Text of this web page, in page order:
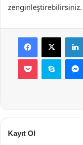
zenginleştirebilirsiniz.
Facebook
X
Pocket Skype
Kayıt Ol